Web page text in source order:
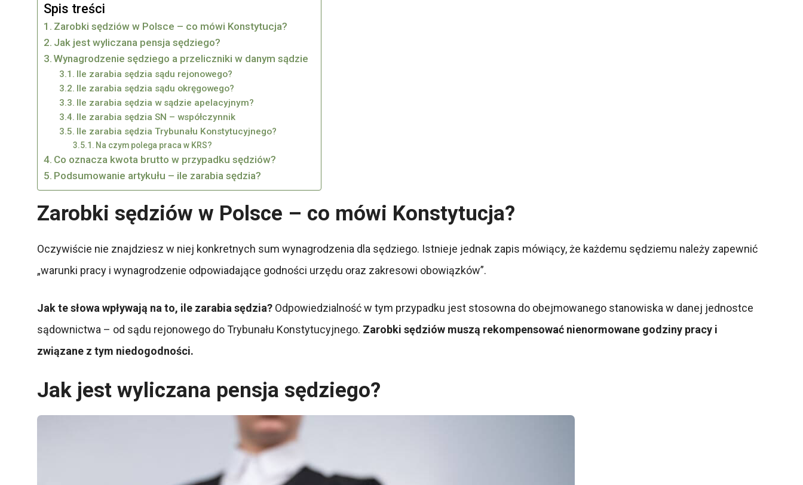
Spis treści
Zarobki sędziów w Polsce – co mówi Konstytucja?
Jak jest wyliczana pensja sędziego?
Wynagrodzenie sędziego a przeliczniki w danym sądzie
Ile zarabia sędzia sądu rejonowego?
Ile zarabia sędzia sądu okręgowego?
Ile zarabia sędzia w sądzie apelacyjnym?
Ile zarabia sędzia SN – współczynnik
Ile zarabia sędzia Trybunału Konstytucyjnego?
Na czym polega praca w KRS?
Co oznacza kwota brutto w przypadku sędziów?
Podsumowanie artykułu – ile zarabia sędzia?
Zarobki sędziów w Polsce – co mówi Konstytucja?
Oczywiście nie znajdziesz w niej konkretnych sum wynagrodzenia dla sędziego. Istnieje jednak zapis mówiący, że każdemu sędziemu należy zapewnić
„warunki pracy i wynagrodzenie odpowiadające godności urzędu oraz zakresowi obowiązków”.
Jak te słowa wpływają na to, ile zarabia sędzia? Odpowiedzialność w tym przypadku jest stosowna do obejmowanego stanowiska w danej jednostce
sądownictwa – od sądu rejonowego do Trybunału Konstytucyjnego. Zarobki sędziów muszą rekompensować nienormowane godziny pracy i
związane z tym niedogodności.
Jak jest wyliczana pensja sędziego?